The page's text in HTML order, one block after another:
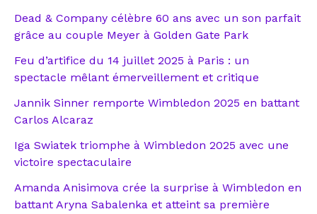
Dead & Company célèbre 60 ans avec un son parfait
grâce au couple Meyer à Golden Gate Park
Feu d’artifice du 14 juillet 2025 à Paris : un
spectacle mêlant émerveillement et critique
Jannik Sinner remporte Wimbledon 2025 en battant
Carlos Alcaraz
Iga Swiatek triomphe à Wimbledon 2025 avec une
victoire spectaculaire
Amanda Anisimova crée la surprise à Wimbledon en
battant Aryna Sabalenka et atteint sa première